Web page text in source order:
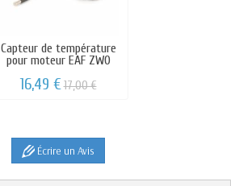
Capteur de température
pour moteur EAF ZWO
16,49 €17,00 €
Écrire un Avis